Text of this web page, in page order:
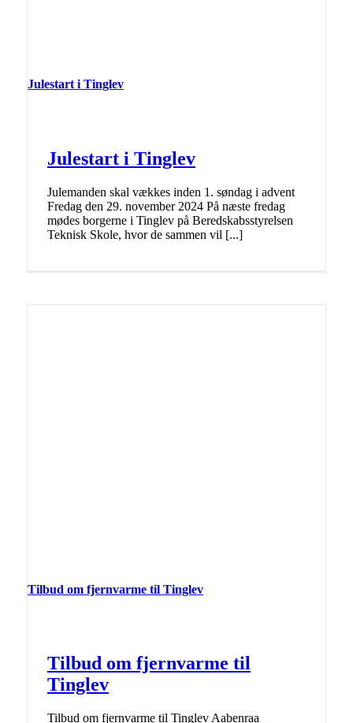
Julestart i Tinglev
Julestart i Tinglev
Julemanden skal vækkes inden 1. søndag i advent
Fredag den 29. november 2024 På næste fredag
mødes borgerne i Tinglev på Beredskabsstyrelsen
Teknisk Skole, hvor de sammen vil [...]
Tilbud om fjernvarme til Tinglev
Tilbud om fjernvarme til
Tinglev
Tilbud om fjernvarme til Tinglev Aabenraa